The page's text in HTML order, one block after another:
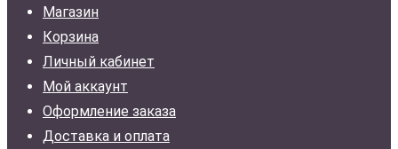
Магазин
Корзина
Личный кабинет
Мой аккаунт
Оформление заказа
Доставка и оплата